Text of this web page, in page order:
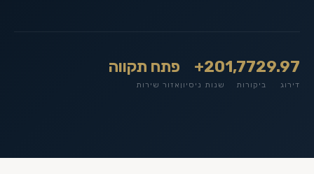
9.97
דירוג
1,772
ביקורות
20+
שנות ניסיון
פתח תקווה
אזור שירות